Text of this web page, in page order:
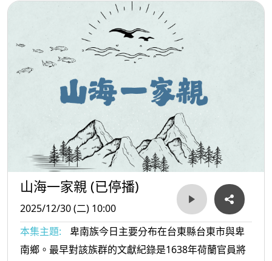
山海一家親 (已停播)
2025/12/30 (二) 10:00
本集主題:
卑南族今日主要分布在台東縣台東市與卑
南鄉。最早對該族群的文獻紀錄是1638年荷蘭官員將